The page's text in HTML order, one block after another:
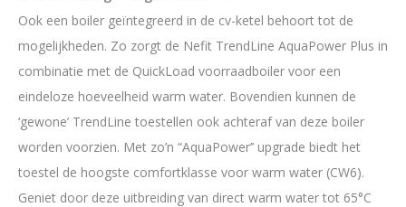
Ook een boiler geïntegreerd in de cv-ketel behoort tot de
mogelijkheden. Zo zorgt de Nefit TrendLine AquaPower Plus in
combinatie met de QuickLoad voorraadboiler voor een
eindeloze hoeveelheid warm water. Bovendien kunnen de
‘gewone’ TrendLine toestellen ook achteraf van deze boiler
worden voorzien. Met zo’n “AquaPower’’ upgrade biedt het
toestel de hoogste comfortklasse voor warm water (CW6).
Geniet door deze uitbreiding van direct warm water tot 65°C